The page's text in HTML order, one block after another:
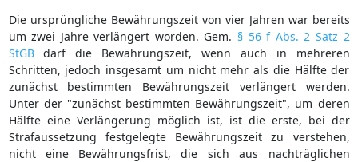
Die ursprüngliche Bewährungszeit von vier Jahren war bereits
um zwei Jahre verlängert worden. Gem. § 56 f Abs. 2 Satz 2
StGBdarf die Bewährungszeit, wenn auch in mehreren
Schritten, jedoch insgesamt um nicht mehr als die Hälfte der
zunächst bestimmten Bewährungszeit verlängert werden.
Unter der "zunächst bestimmten Bewährungszeit", um deren
Hälfte eine Verlängerung möglich ist, ist die erste, bei der
Strafaussetzung festgelegte Bewährungszeit zu verstehen,
nicht eine Bewährungsfrist, die sich aus nachträglichen